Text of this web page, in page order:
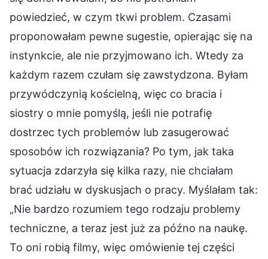
powiedzieć, w czym tkwi problem. Czasami
proponowałam pewne sugestie, opierając się na
instynkcie, ale nie przyjmowano ich. Wtedy za
każdym razem czułam się zawstydzona. Byłam
przywódczynią kościelną, więc co bracia i
siostry o mnie pomyślą, jeśli nie potrafię
dostrzec tych problemów lub zasugerować
sposobów ich rozwiązania? Po tym, jak taka
sytuacja zdarzyła się kilka razy, nie chciałam
brać udziału w dyskusjach o pracy. Myślałam tak:
„Nie bardzo rozumiem tego rodzaju problemy
techniczne, a teraz jest już za późno na naukę.
To oni robią filmy, więc omówienie tej części